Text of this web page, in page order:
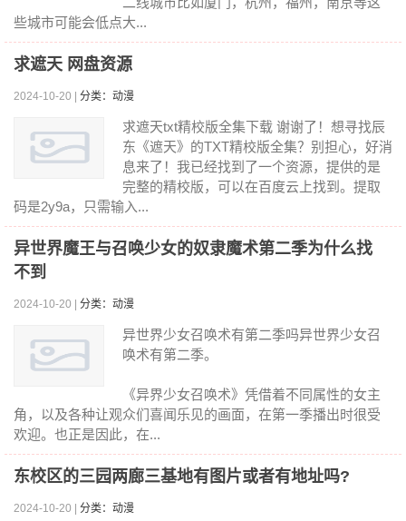
些城市可能会低点大...
求遮天 网盘资源
2024-10-20 | 分类：动漫
求遮天txt精校版全集下载 谢谢了！想寻找辰
东《遮天》的TXT精校版全集？别担心，好消
息来了！我已经找到了一个资源，提供的是
完整的精校版，可以在百度云上找到。提取
码是2y9a，只需输入...
异世界魔王与召唤少女的奴隶魔术第二季为什么找
不到
2024-10-20 | 分类：动漫
异世界少女召唤术有第二季吗异世界少女召
唤术有第二季。
《异界少女召唤术》凭借着不同属性的女主
角，以及各种让观众们喜闻乐见的画面，在第一季播出时很受
欢迎。也正是因此，在...
东校区的三园两廊三基地有图片或者有地址吗?
2024-10-20 | 分类：动漫